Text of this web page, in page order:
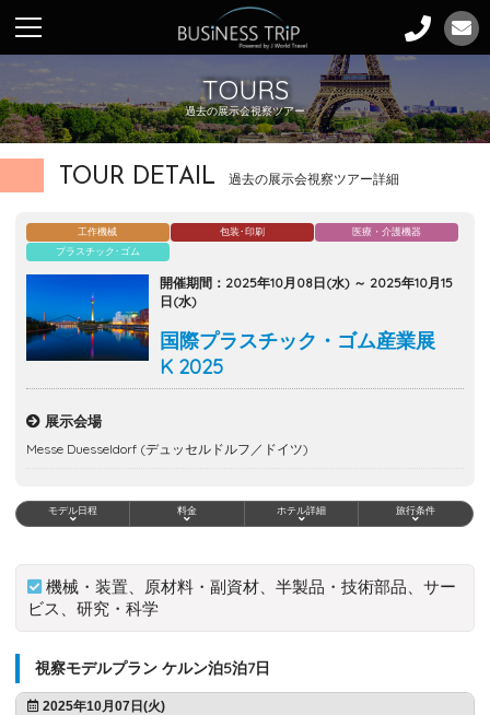
TOURS
過去の展示会視察ツアー
TOUR DETAIL 過去の展示会視察ツアー詳細
工作機械 包装･印刷
医療・介護機器
プラスチック･ゴム
開催期間：2025年10月08日(水) ～ 2025年10月15
日(水)
国際プラスチック・ゴム産業展
K 2025
展示会場
Messe Duesseldorf (デュッセルドルフ／ドイツ)
モデル日程 料金 ホテル詳細 旅行条件
機械・装置、原材料・副資材、半製品・技術部品、サー
ビス、研究・科学
視察モデルプラン ケルン泊5泊7日
2025年10月07日(火)